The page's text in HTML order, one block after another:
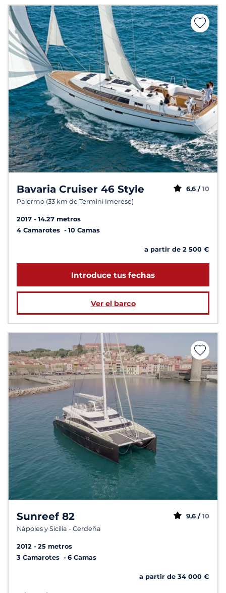
Bavaria Cruiser 46 Style
Palermo (33 km de Termini Imerese)
6,6 / 10
2017
14.27 metros
4 Camarotes
10 Camas
a partir de 2 500 €
Introduce tus fechas
Ver el barco
Sunreef 82
Nápoles y Sicilia - Cerdeña
9,6 / 10
2012
25 metros
3 Camarotes
6 Camas
a partir de 34 000 €